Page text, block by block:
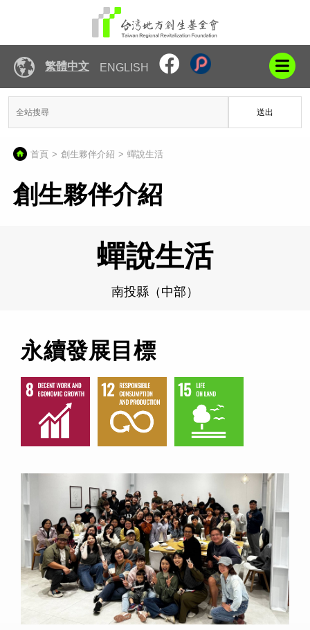
繁體中文 ENGLISH
送出
首頁 創生夥伴介紹 蟬說生活
創生夥伴介紹
蟬說生活
南投縣（中部）
永續發展目標